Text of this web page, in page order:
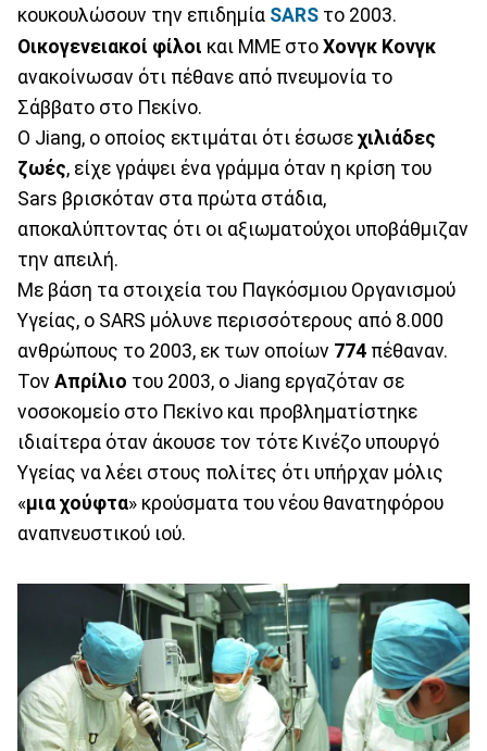
κουκουλώσουν την επιδημία SARS το 2003.
Οικογενειακοί φίλοι και ΜΜΕ στο Χονγκ Κονγκ
ανακοίνωσαν ότι πέθανε από πνευμονία το
Σάββατο στο Πεκίνο.
O Jiang, ο οποίος εκτιμάται ότι έσωσε χιλιάδες
ζωές, είχε γράψει ένα γράμμα όταν η κρίση του
Sars βρισκόταν στα πρώτα στάδια,
αποκαλύπτοντας ότι οι αξιωματούχοι υποβάθμιζαν
την απειλή.
Με βάση τα στοιχεία του Παγκόσμιου Οργανισμού
Υγείας, ο SARS μόλυνε περισσότερους από 8.000
ανθρώπους το 2003, εκ των οποίων 774 πέθαναν.
Τον Απρίλιο του 2003, ο Jiang εργαζόταν σε
νοσοκομείο στο Πεκίνο και προβληματίστηκε
ιδιαίτερα όταν άκουσε τον τότε Κινέζο υπουργό
Υγείας να λέει στους πολίτες ότι υπήρχαν μόλις
«μια χούφτα» κρούσματα του νέου θανατηφόρου
αναπνευστικού ιού.